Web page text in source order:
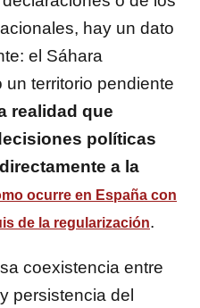
hay un dato
el Sáhara
territorio pendiente
realidad que
políticas
a la
ocurre en España con
de la regularización.
coexistencia entre
persistencia del